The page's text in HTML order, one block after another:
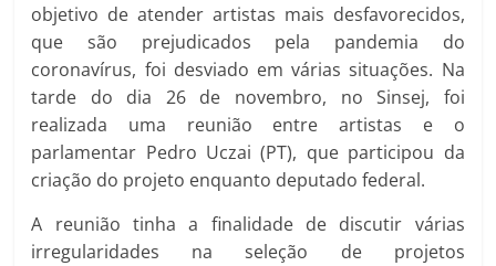
objetivo de atender artistas mais desfavorecidos,
que são prejudicados pela pandemia do
coronavírus, foi desviado em várias situações. Na
tarde do dia 26 de novembro, no Sinsej, foi
realizada uma reunião entre artistas e o
parlamentar Pedro Uczai (PT), que participou da
criação do projeto enquanto deputado federal.
A reunião tinha a finalidade de discutir várias
irregularidades na seleção de projetos